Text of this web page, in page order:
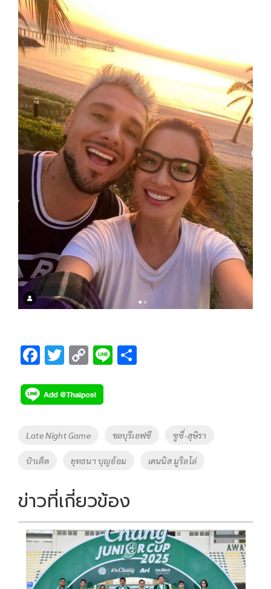
F
e
b
o
o
k
T
tt
er
C
p
y
Li
k
Li
Tags
Late Night Game ชลบุรีเอฟซี ซูซี่-สุษิรา
ป๋าเต็ด ยุทธนา บุญอ้อม เดนนิส มูริลโล่
ข่าวที่เกี่ยวข้อง